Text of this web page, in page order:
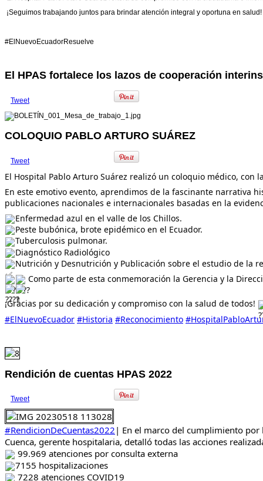
¡Seguimos trabajando juntos para brindar atención integral y oportuna en salud!
#ElNuevoEcuadorResuelve
El HPAS fortalece los lazos de cooperación
Tweet
COLOQUIO PABLO ARTURO SUÁREZ
Tweet
El Hospital Pablo Arturo Suárez realizó un coloquio médico, con
En este emotivo evento, aprendimos de la fascinante narrativa
publicaciones nacionales e internacionales basadas en la
Enfermedad azul en el valle de los Chillos.
Peste bubónica, brote epidémico en el Ecuador.
Tuberculosis pulmonar.
Diagnóstico Radiológico
Nutrición y Desnutrición y Publicación sobre el estudio de la
Como parte de esta conmemoración la Gerencia y la
¡Gracias por su dedicación y compromiso con la salud de todos!
#ElNuevoEcuador #Historia #Reconocimiento
Rendición de cuentas HPAS 2022
Tweet
#RendicionDeCuentas2022 | En el marco del cumplimiento
Cuenca, gerente hospitalaria, detalló todas las acciones
99.969 atenciones por consulta externa
7155 hospitalizaciones
7228 atenciones COVID19